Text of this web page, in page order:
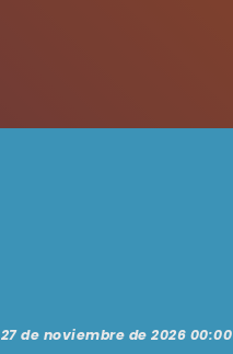
27 de noviembre de 2026 00:00